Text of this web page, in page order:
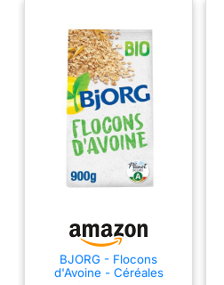
BJORG - Flocons
d'Avoine - Céréales